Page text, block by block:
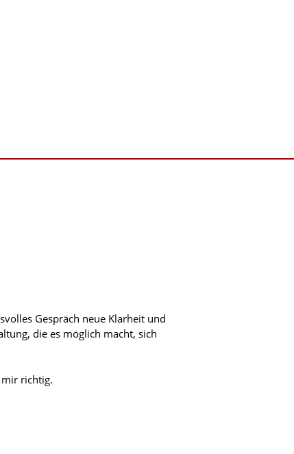
Gespräch neue Klarheit und
die es möglich macht, sich
richtig.